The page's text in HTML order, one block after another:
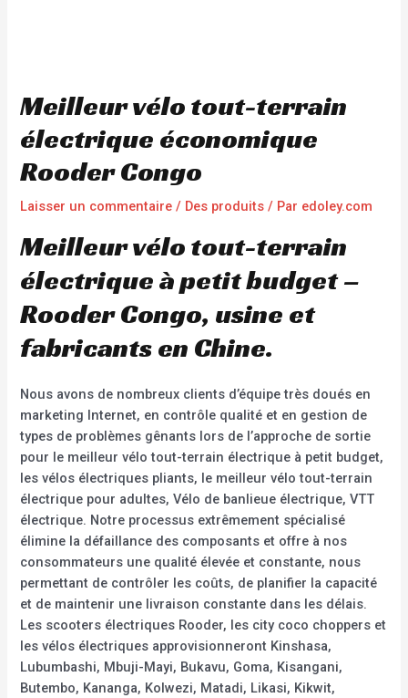
Meilleur vélo tout-terrain
électrique économique
Rooder Congo
Laisser un commentaire / Des produits / Par edoley.com
Meilleur vélo tout-terrain
électrique à petit budget –
Rooder Congo, usine et
fabricants en Chine.
Nous avons de nombreux clients d’équipe très doués en
marketing Internet, en contrôle qualité et en gestion de
types de problèmes gênants lors de l’approche de sortie
pour le meilleur vélo tout-terrain électrique à petit budget,
les vélos électriques pliants, le meilleur vélo tout-terrain
électrique pour adultes, Vélo de banlieue électrique, VTT
électrique. Notre processus extrêmement spécialisé
élimine la défaillance des composants et offre à nos
consommateurs une qualité élevée et constante, nous
permettant de contrôler les coûts, de planifier la capacité
et de maintenir une livraison constante dans les délais.
Les scooters électriques Rooder, les city coco choppers et
les vélos électriques approvisionneront Kinshasa,
Lubumbashi, Mbuji-Mayi, Bukavu, Goma, Kisangani,
Butembo, Kananga, Kolwezi, Matadi, Likasi, Kikwit,